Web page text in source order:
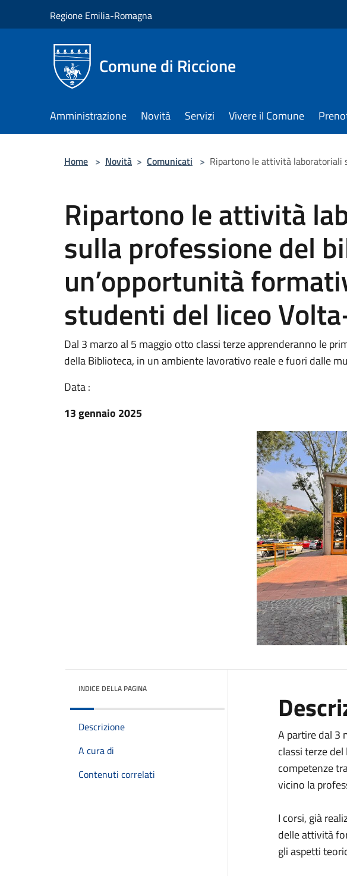
Regione Emilia-Romagna
Comune di Riccione
Amministrazione Novità Servizi Vivere il Comune
Home > Novità > Comunicati > Ripartono le attività laboratoriali
Ripartono le attività
sulla professione del
un’opportunità
studenti del liceo
Dal 3 marzo al 5 maggio otto classi terze apprenderanno le
della Biblioteca, in un ambiente lavorativo reale e fuori dalle
Data :
13 gennaio 2025
INDICE DELLA PAGINA
Descrizione
A cura di
Contenuti correlati
A partire dal 3
classi terze
competenze
vicino la
I corsi, già
delle attività
gli aspetti